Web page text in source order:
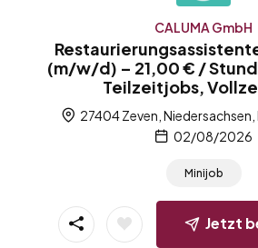
CALUMA GmbH
(m/w/d) – 21,00 € /
Teilzeitjobs,
27404 Zeven,
02/08/2026
Minijob
Jetzt